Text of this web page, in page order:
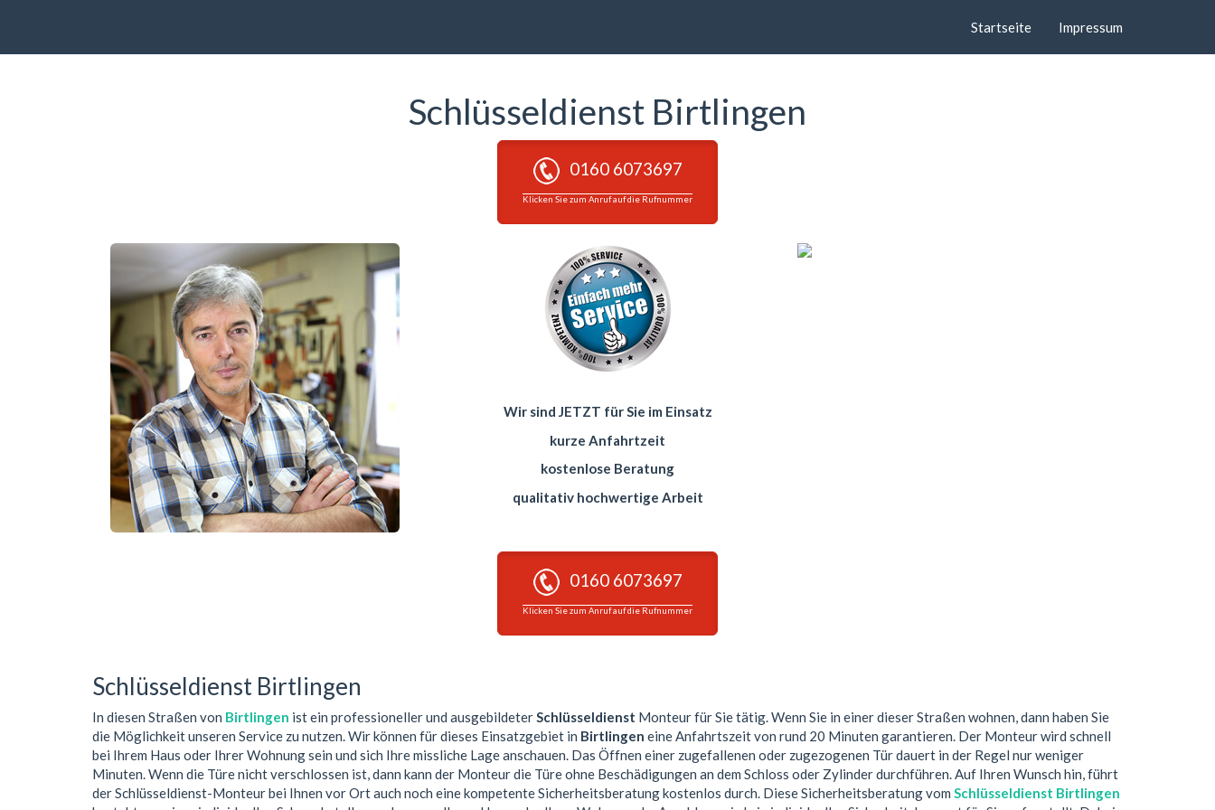
Startseite Impressum
Schlüsseldienst Birtlingen
0160 6073697
Klicken Sie zum Anruf auf die Rufnummer
Wir sind JETZT für Sie im Einsatz
kurze Anfahrtzeit
kostenlose Beratung
qualitativ hochwertige Arbeit
0160 6073697
Klicken Sie zum Anruf auf die Rufnummer
Schlüsseldienst Birtlingen
In diesen Straßen von Birtlingen ist ein professioneller und ausgebildeterSchlüsseldienst Monteur für Sie tätig. Wenn Sie in einer dieser Straßen wohnen, dann haben Sie
die Möglichkeit unseren Service zu nutzen. Wir können für dieses Einsatzgebiet in Birtlingen eine Anfahrtszeit von rund 20 Minuten garantieren. Der Monteur wird schnell
bei Ihrem Haus oder Ihrer Wohnung sein und sich Ihre missliche Lage anschauen. Das Öffnen einer zugefallenen oder zugezogenen Tür dauert in der Regel nur weniger
Minuten. Wenn die Türe nicht verschlossen ist, dann kann der Monteur die Türe ohne Beschädigungen an dem Schloss oder Zylinder durchführen. Auf Ihren Wunsch hin, führt
der Schlüsseldienst-Monteur bei Ihnen vor Ort auch noch eine kompetente Sicherheitsberatung kostenlos durch. Diese Sicherheitsberatung vom Schlüsseldienst Birtlingen